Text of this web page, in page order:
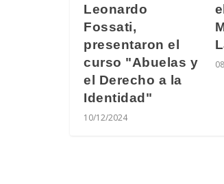
Leonardo
Fossati,
presentaron el
curso "Abuelas y
el Derecho a la
Identidad"
10/12/2024